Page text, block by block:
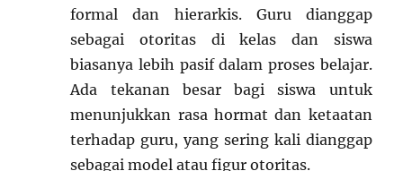
formal dan hierarkis. Guru dianggap
sebagai otoritas di kelas dan siswa
biasanya lebih pasif dalam proses belajar.
Ada tekanan besar bagi siswa untuk
menunjukkan rasa hormat dan ketaatan
terhadap guru, yang sering kali dianggap
sebagai model atau figur otoritas.